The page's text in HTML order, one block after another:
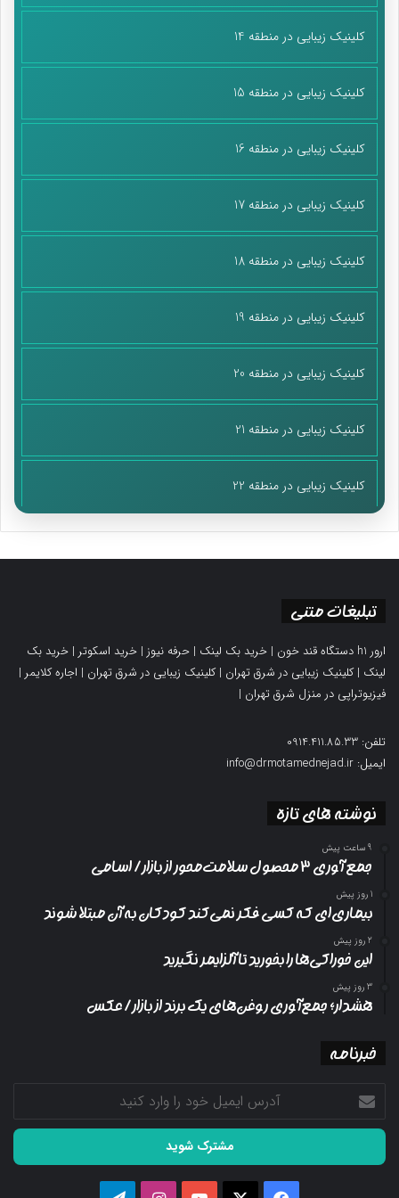
یتیم بود و با خودم قرار گذاشته بودم که جواب این سؤال را از
«علی از کار کردن ابایی نداشت. بچه که بود ساندویچ درست می‌کرد و
می‌برد مدرسه می فروخت. ندیدیم برای خودش ولخرجی کند. یا هر روز
سپاه رفت و پاسدار شد اما باز هم دست از چندکاره بودن بر نداشت.
چاپخانه راه انداخت برای چاپ بنر و کارش تخفیف دادن بود. خلاصه
بعد از شهادتش از طریق کمیته امداد فهمیدیم که او دو خانواده و سه
یتیم را تحت پوشش مالی خود داشته و تمام درآمدش را خرج آنها
می‌کرد.
خاطرات ما و علی امرایی با ماجرای تعقیب کردن او و گداهای محله و
شناسایی جا و مکانشان تمام شد؛ «علی رد گداهایی را که در خانه
می‌آمدند می‌گرفت تا ببیند خانه‌شان کجاست و آنهایی که واقعاً گدا
بودند را شناسایی می‌کرد و کمک حالشان می‌شد.»
۱۳۹۴ در اثر اصابت موشک به خودرو در شهر درعا درکشور سوریه به
شهادت رسید.
کلینیک زیبایی در منطقه 14
کلینیک زیبایی در منطقه 15
کلینیک زیبایی در منطقه 16
کلینیک زیبایی در منطقه 17
کلینیک زیبایی در منطقه 18
کلینیک زیبایی در منطقه 19
کلینیک زیبایی در منطقه 20
کلینیک زیبایی در منطقه 21
کلینیک زیبایی در منطقه 22
تبلیغات متنی
ارور h1 دستگاه قند خون | خرید بک لینک | حرفه نیوز | خرید اسکوتر | خرید بک
لینک |کلینیک زیبایی در شرق تهران |کلینیک زیبایی در شرق تهران | اجاره کلایمر |
فیزیوتراپی در منزل شرق تهران |
تلفن: 0914.411.85.33
ایمیل: info@drmotamednejad.ir
نوشته های تازه
9 ساعت پیش
جمع آوری ۳ محصول سلامت‌محور از بازار/ اسامی
1 روز پیش
بیماری‌ای که کسی فکر نمی‌کند کودکان به آن مبتلا شوند
2 روز پیش
این خوراکی‌ها را بخورید تا آلزایمر نگیرید
3 روز پیش
هشدار؛ جمع‌آوری روغن‌های یک برند از بازار/ عکس
خبرنامه
آدرس
ایمیل
خود
وارد